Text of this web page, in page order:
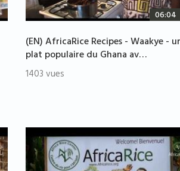
06:04
(EN) AfricaRice Recipes - Waakye -
plat populaire du Ghana av…
1403 vues